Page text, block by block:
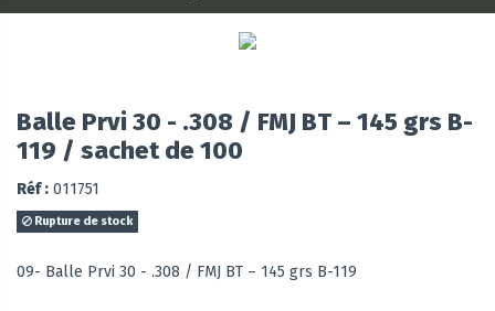
Balle Prvi 30 - .308 / FMJ BT – 145 grs B-
119 / sachet de 100
Réf : 011751
Rupture de stock
09- Balle Prvi 30 - .308 / FMJ BT – 145 grs B-119